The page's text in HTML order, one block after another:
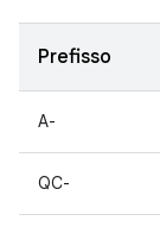
Prefisso
A-
QC-